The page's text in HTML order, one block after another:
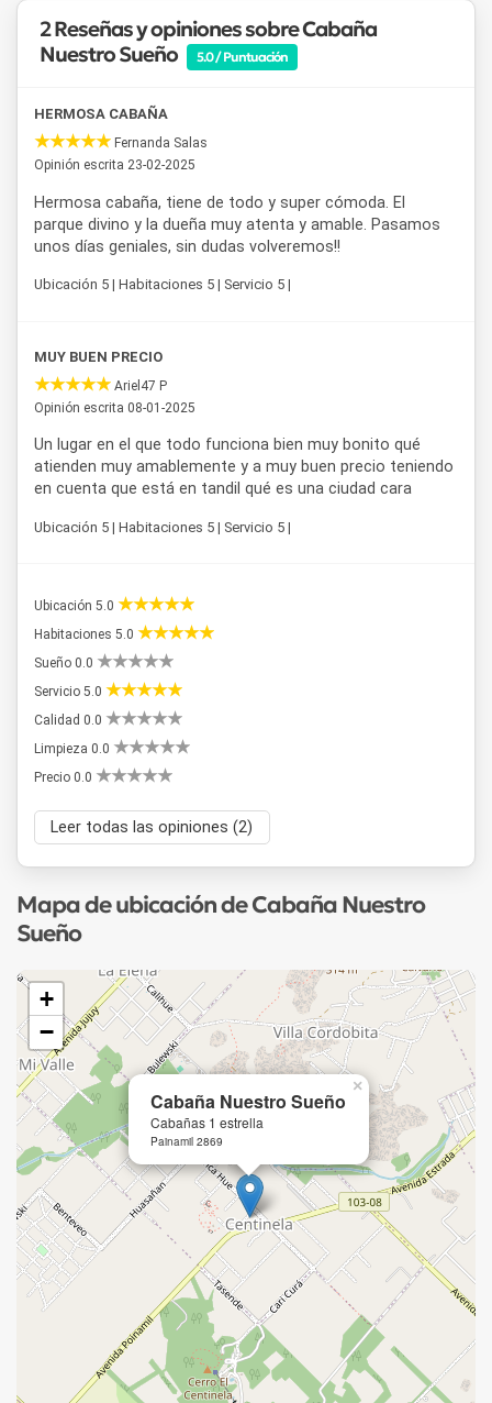
relación precio-calidad, Cabaña Nuestro Sueño
propuesta ideal para disfrutar deTandildurante todo el
año, ya sea en pareja, con amigos o en familia.
2 Reseñas y opiniones sobre Cabaña
Nuestro Sueño
5.0 / Puntuación
HERMOSA CABAÑA
Fernanda Salas
Opinión escrita 23-02-2025
Hermosa cabaña, tiene de todo y super cómoda. El
parque divino y la dueña muy atenta y amable. Pasamos
unos días geniales, sin dudas volveremos!!
Ubicación 5 | Habitaciones 5 | Servicio 5 |
MUY BUEN PRECIO
Ariel47 P
Opinión escrita 08-01-2025
Un lugar en el que todo funciona bien muy bonito qué
atienden muy amablemente y a muy buen precio teniendo
en cuenta que está en tandil qué es una ciudad cara
Ubicación 5 | Habitaciones 5 | Servicio 5 |
Ubicación 5.0
Habitaciones 5.0
Sueño 0.0
Servicio 5.0
Calidad 0.0
Limpieza 0.0
Precio 0.0
Leer todas las opiniones (2)
Mapa de ubicación de Cabaña Nuestro
Sueño
Cabaña Nuestro Sueño
Cabañas 1 estrella
Painamil 2869
×
+
−